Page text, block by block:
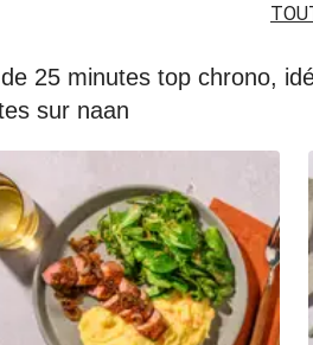
25 minutes top chrono,
sur naan